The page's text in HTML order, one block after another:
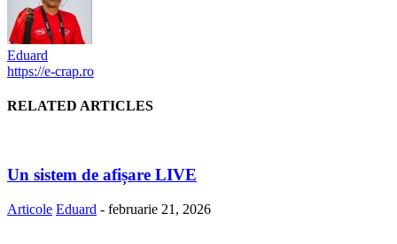
Eduard
https://e-crap.ro
RELATED ARTICLES
Un sistem de afișare LIVE
Articole Eduard - februarie 21, 2026